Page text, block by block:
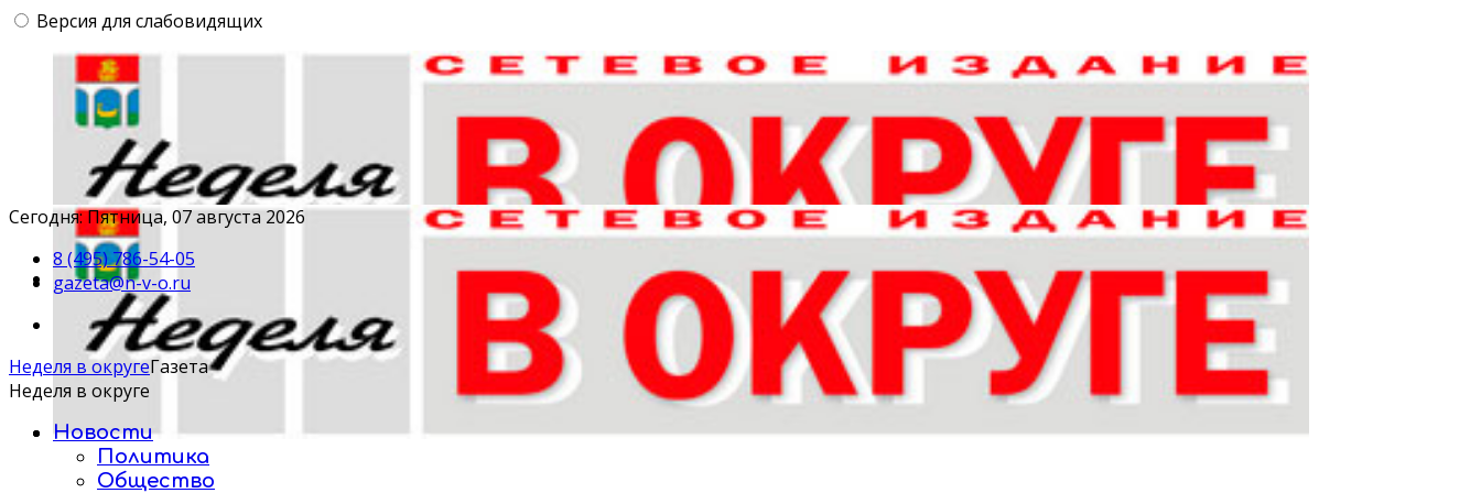
Версия для слабовидящих
Сегодня: Пятница, 07 августа 2026
8 (495) 786-54-05
gazeta@n-v-o.ru
Неделя в округеГазета
Неделя в округе
Новости
Политика
Общество